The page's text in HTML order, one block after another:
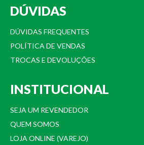
DÚVIDAS
DÚVIDAS FREQUENTES
POLÍTICA DE VENDAS
TROCAS E DEVOLUÇÕES
INSTITUCIONAL
SEJA UM REVENDEDOR
QUEM SOMOS
LOJA ONLINE (VAREJO)